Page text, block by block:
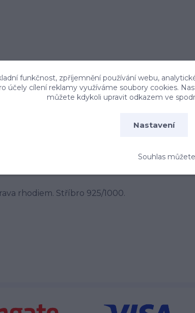
rhodiem. Stříbro 925/1000.
funkčnost, zpříjemnění používání webu,
účely cílení reklamy využíváme soubory cookies.
můžete kdykoli upravit odkazem ve
Nastavení
Souhlas